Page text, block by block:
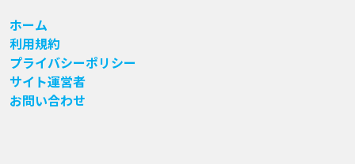
ホーム
利用規約
プライバシーポリシー
サイト運営者
お問い合わせ